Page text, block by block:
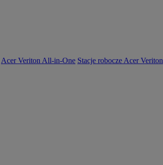
Acer Veriton All-in-One Stacje robocze Acer Veriton